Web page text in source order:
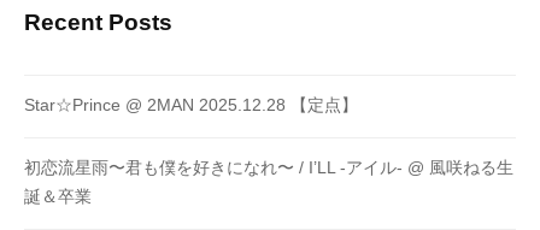
Recent Posts
Star☆Prince @ 2MAN 2025.12.28 【定点】
初恋流星雨〜君も僕を好きになれ〜 / I’LL -アイル- @ 風咲ねる生
誕＆卒業